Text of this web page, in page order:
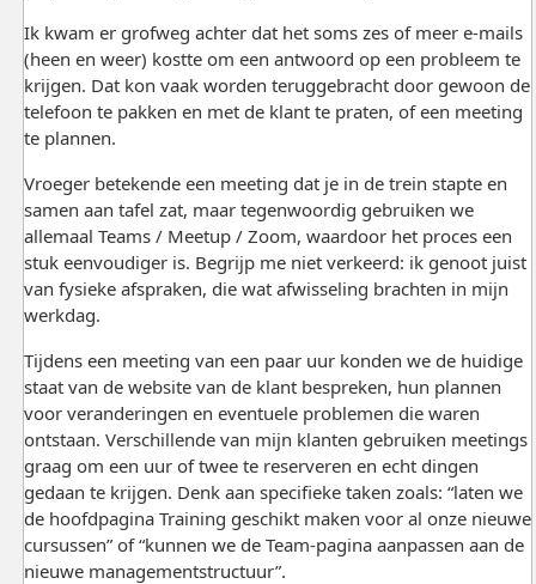
Ik kwam er grofweg achter dat het soms zes of meer e-mails
(heen en weer) kostte om een antwoord op een probleem te
krijgen. Dat kon vaak worden teruggebracht door gewoon de
telefoon te pakken en met de klant te praten, of een meeting
te plannen.
Vroeger betekende een meeting dat je in de trein stapte en
samen aan tafel zat, maar tegenwoordig gebruiken we
allemaal Teams / Meetup / Zoom, waardoor het proces een
stuk eenvoudiger is. Begrijp me niet verkeerd: ik genoot juist
van fysieke afspraken, die wat afwisseling brachten in mijn
werkdag.
Tijdens een meeting van een paar uur konden we de huidige
staat van de website van de klant bespreken, hun plannen
voor veranderingen en eventuele problemen die waren
ontstaan. Verschillende van mijn klanten gebruiken meetings
graag om een uur of twee te reserveren en echt dingen
gedaan te krijgen. Denk aan specifieke taken zoals: “laten we
de hoofdpagina Training geschikt maken voor al onze nieuwe
cursussen” of “kunnen we de Team-pagina aanpassen aan de
nieuwe managementstructuur”.